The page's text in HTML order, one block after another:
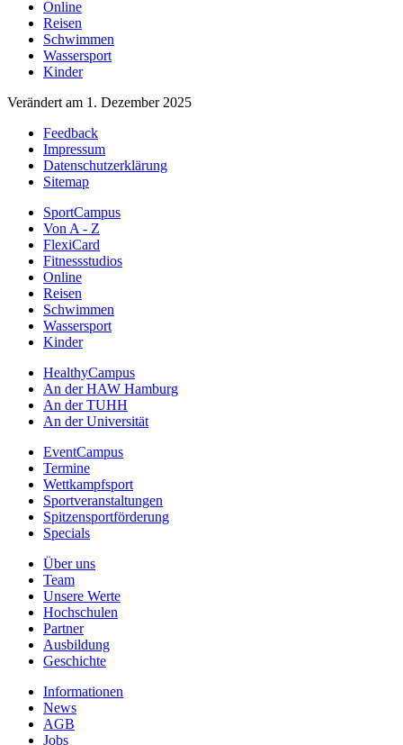
Online
Reisen
Schwimmen
Wassersport
Kinder
Verändert am 1. Dezember 2025
Feedback
Impressum
Datenschutzerklärung
Sitemap
SportCampus
Von A - Z
FlexiCard
Fitnessstudios
Online
Reisen
Schwimmen
Wassersport
Kinder
HealthyCampus
An der HAW Hamburg
An der TUHH
An der Universität
EventCampus
Termine
Wettkampfsport
Sportveranstaltungen
Spitzensportförderung
Specials
Über uns
Team
Unsere Werte
Hochschulen
Partner
Ausbildung
Geschichte
Informationen
News
AGB
Jobs